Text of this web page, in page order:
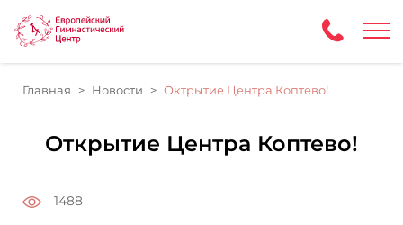
Главная Новости Октрытие Центра Коптево!
Открытие Центра Коптево!
1488